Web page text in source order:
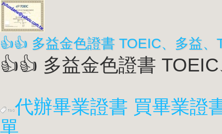
👍👍 多益金色證書
代辦畢業證書 買畢業證
單